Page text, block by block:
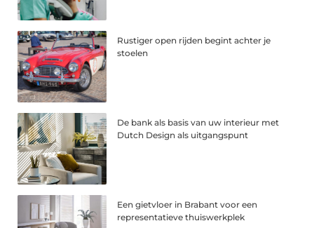
Rustiger open rijden begint achter je
stoelen
De bank als basis van uw interieur met
Dutch Design als uitgangspunt
Een gietvloer in Brabant voor een
representatieve thuiswerkplek